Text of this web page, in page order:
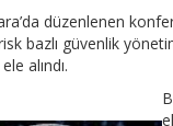
düzenlenen
bazlı güvenlik
alındı.